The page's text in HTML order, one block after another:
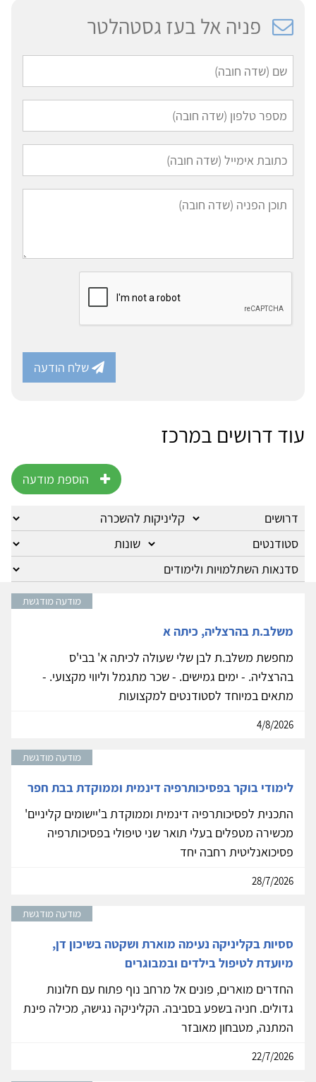
פניה אל בעז גסטהלטר
שלח הודעה
עוד דרושים במרכז
הוספת מודעה
מודעה מודגשת
משלב.ת בהרצליה, כיתה א
מחפשת משלב.ת לבן שלי שעולה לכיתה א' בבי'ס
בהרצליה. - ימים גמישים. - שכר מתגמל וליווי מקצועי. -
מתאים במיוחד לסטודנטים למקצועות
4/8/2026
מודעה מודגשת
לימודי בוקר בפסיכותרפיה דינמית וממוקדת בבת חפר
התכנית לפסיכותרפיה דינמית וממוקדת ב'יישומים קליניים'
מכשירה מטפלים בעלי תואר שני טיפולי בפסיכותרפיה
פסיכואנליטית רחבה יחד
28/7/2026
מודעה מודגשת
ססיות בקליניקה נעימה מוארת ושקטה בשיכון דן,
מיועדת לטיפול בילדים ובמבוגרים
החדרים מוארים, פונים אל מרחב נוף פתוח עם חלונות
גדולים. חניה בשפע בסביבה. הקליניקה נגישה, מכילה פינת
המתנה, מטבחון מאובזר
22/7/2026